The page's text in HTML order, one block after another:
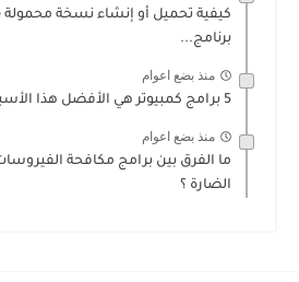
برنامج...
منذ بضع اعوام
5 برامج كمبيوتر هي الأفضل هذا الأسبوع [11] [2018/12/18]
منذ بضع اعوام
ما الفرق بين برامج مكافحة
الضارة ؟